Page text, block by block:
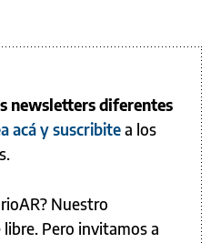
newsletters diferentes
acá y suscribitea los
Nuestro
Pero invitamos a